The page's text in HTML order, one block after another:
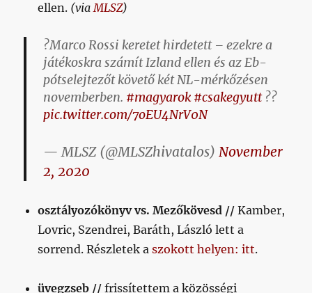
vagyunk
az
Eb-
n!
című
bejegyzéshez
ellen. (viaMLSZ)
?️Marco Rossi keretet hirdetett – ezekre a
játékoskra számít Izland ellen és az Eb-
pótselejtezőt követő két NL-mérkőzésen
novemberben. #magyarok #csakegyutt??
pic.twitter.com/7oEU4NrV0N
— MLSZ (@MLSZhivatalos)November
2, 2020
osztályozókönyv vs. Mezőkövesd // Kamber,
Lovric, Szendrei, Baráth, László lett a
sorrend. Részletek aszokott helyen: itt.
üvegzseb // frissítettem a közösségi